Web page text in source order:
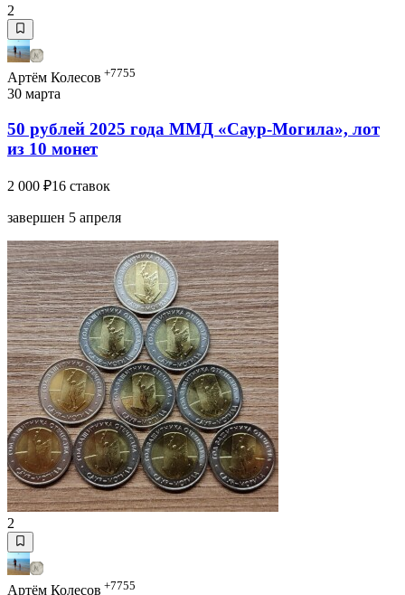
2
Артём Колесов +7755
30 марта
50 рублей 2025 года ММД «Саур-Могила», лот
из 10 монет
2 000 ₽16 ставок
завершен 5 апреля
2
Артём Колесов +7755